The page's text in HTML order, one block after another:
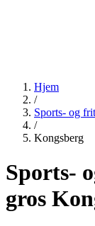
Hjem
/
Sports- og
/
Kongsberg
Sports-
gros